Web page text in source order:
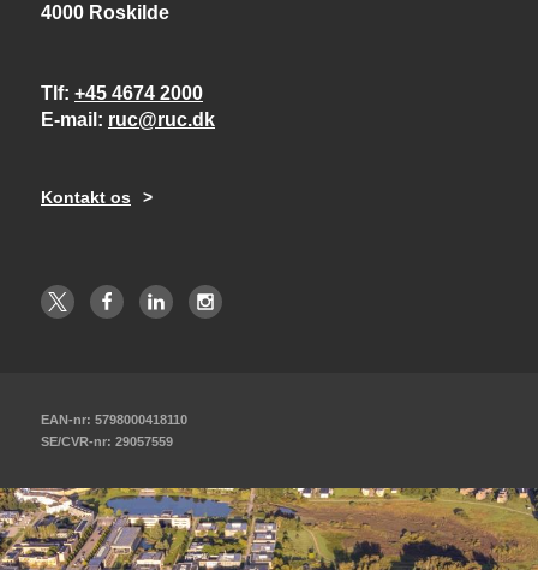
4000 Roskilde
Tlf +45 4674 2000
E-mail
ruc@ruc.dk
Kontakt os
EAN-nr: 5798000418110
SE/CVR-nr: 29057559